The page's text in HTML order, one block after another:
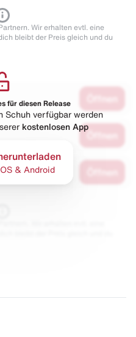
Wir erhalten evtl. eine
bleibt der Preis gleich und du
für diesen Release
Schuh verfügbar werden
kostenlosen App
& Android